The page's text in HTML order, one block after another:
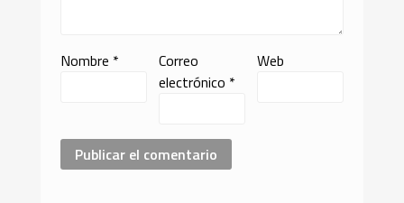
Nombre *
Correo
electrónico *
Web